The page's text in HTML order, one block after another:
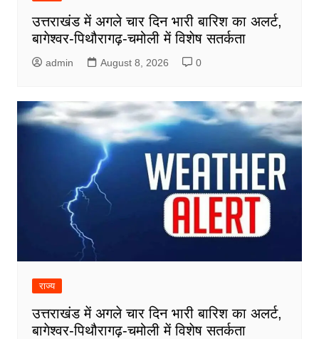
उत्तराखंड में अगले चार दिन भारी बारिश का अलर्ट,
बागेश्वर-पिथौरागढ़-चमोली में विशेष सतर्कता
admin August 8, 2026 0
राज्य
उत्तराखंड में अगले चार दिन भारी बारिश का अलर्ट,
बागेश्वर-पिथौरागढ़-चमोली में विशेष सतर्कता